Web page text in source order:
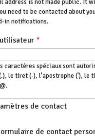
address is not made public. It
need to be contacted about
in notifications.
caractères spéciaux sont
le tiret (-), l'apostrophe ('), le
de contact
de contact